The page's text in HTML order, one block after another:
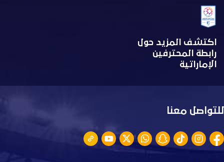
اكتشف المزيد حول
رابطة المحترفين
الإماراتية
للتواصل معنا